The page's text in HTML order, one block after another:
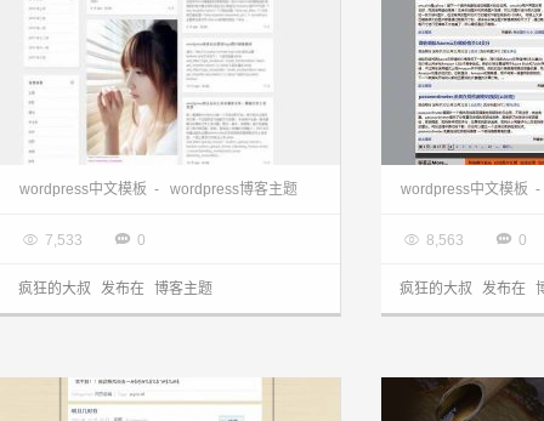
wordpress中文模板 - wordpress博客主题
 7,533  0
疯狂的大叔 发布在 博客主题
wordpress主题
wordpress中文模板 -
 8,563  0
疯狂的大叔 发布在